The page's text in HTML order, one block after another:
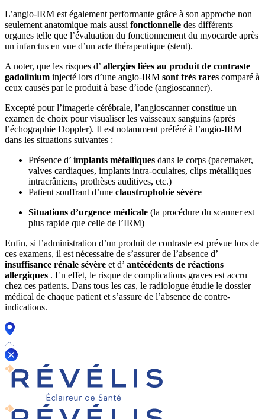
L’angio-IRM est également performante grâce à son approche non
seulement anatomique mais aussi fonctionnelle des différents
organes telle que l’évaluation du fonctionnement du myocarde après
un infarctus en vue d’un acte thérapeutique (stent).
A noter, que les risques d’ allergies liées au produit de contraste
gadolinium injecté lors d’une angio-IRM sont très rares comparé à
ceux causés par le produit à base d’iode (angioscanner).
Excepté pour l’imagerie cérébrale, l’angioscanner constitue un
examen de choix pour visualiser les vaisseaux sanguins (après
l’échographie Doppler). Il est notamment préféré à l’angio-IRM
dans les situations suivantes :
Présence d’ implants métalliques dans le corps (pacemaker,
valves cardiaques, implants intra-oculaires, clips métalliques
intracrâniens, prothèses auditives, etc.)
Patient souffrant d’une claustrophobie sévère
Situations d’urgence médicale (la procédure du scanner est
plus rapide que celle de l’IRM)
Enfin, si l’administration d’un produit de contraste est prévue lors de
ces examens, il est nécessaire de s’assurer de l’absence d’
insuffisance rénale sévère et d’ antécédents de réactions
allergiques . En effet, le risque de complications graves est accru
chez ces patients. Dans tous les cas, le radiologue étudie le dossier
médical de chaque patient et s’assure de l’absence de contre-
indications.